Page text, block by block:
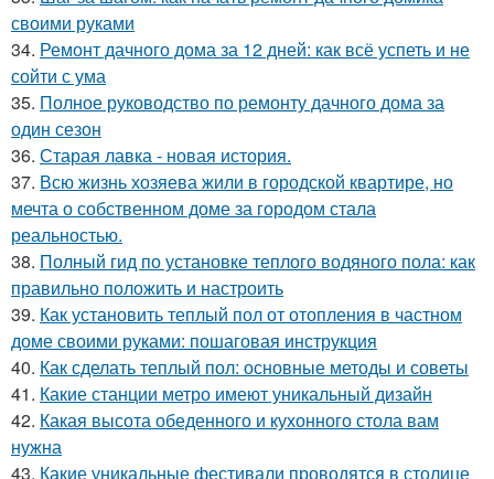
своими руками
34. Ремонт дачного дома за 12 дней: как всё успеть и не
сойти с ума
35. Полное руководство по ремонту дачного дома за
один сезон
36. Старая лавка - новая история.
37. Всю жизнь хозяева жили в городской квартире, но
мечта о собственном доме за городом стала
реальностью.
38. Полный гид по установке теплого водяного пола: как
правильно положить и настроить
39. Как установить теплый пол от отопления в частном
доме своими руками: пошаговая инструкция
40. Как сделать теплый пол: основные методы и советы
41. Какие станции метро имеют уникальный дизайн
42. Какая высота обеденного и кухонного стола вам
нужна
43. Какие уникальные фестивали проводятся в столице